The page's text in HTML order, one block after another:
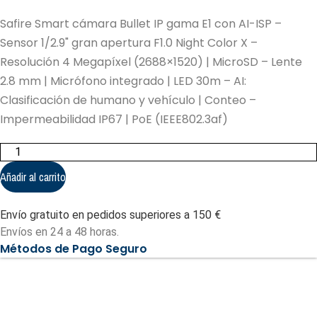
Safire Smart cámara Bullet IP gama E1 con AI-ISP –
Sensor 1/2.9" gran apertura F1.0 Night Color X –
Resolución 4 Megapíxel (2688×1520) | MicroSD – Lente
2.8 mm | Micrófono integrado | LED 30m – AI:
Clasificación de humano y vehículo | Conteo –
Impermeabilidad IP67 | PoE (IEEE802.3af)
Safire
Smart
cámara
Bullet
IP
E1
con
AI-
ISP
-
Añadir al carrito
Envío gratuito en pedidos superiores a 150 €
Envíos en 24 a 48 horas.
Métodos de Pago Seguro